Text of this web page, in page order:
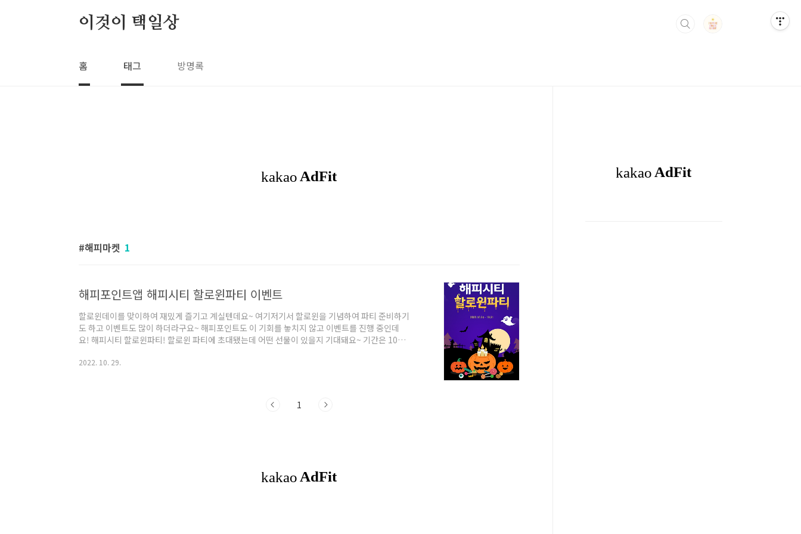
이것이 택일상
홈 태그 방명록
해피마켓 1
해피포인트앱 해피시티 할로윈파티 이벤트
할로윈데이를 맞이하여 재밌게 즐기고 계실텐데요~ 여기저기서 할로윈을 기념하여 파티 준비하기
도 하고 이벤트도 많이 하더라구요~ 해피포인트도 이 기회를 놓치지 않고 이벤트를 진행 중인데
요! 해피시티 할로윈파티! 할로윈 파티에 초대됐는데 어떤 선물이 있을지 기대돼요~ 기간은 10월
이벤트에 참여하려면 해피포인트 앱에 로그인을 해주세요~ 사탕망치를 3초 이상 꾸욱 눌러주세요
2022. 10. 29.
1